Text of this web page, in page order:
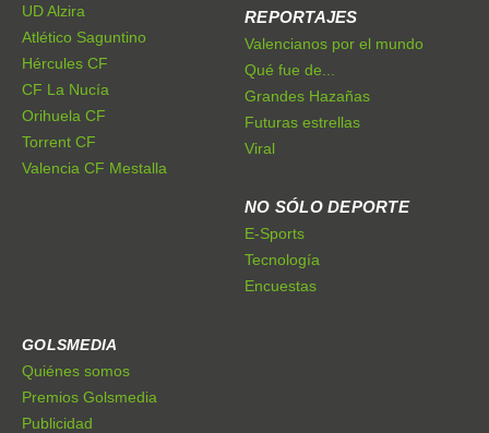
UD Alzira
Atlético Saguntino
Hércules CF
CF La Nucía
Orihuela CF
Torrent CF
Valencia CF Mestalla
REPORTAJES
Valencianos por el mundo
Qué fue de...
Grandes Hazañas
Futuras estrellas
Viral
NO SÓLO DEPORTE
E-Sports
Tecnología
Encuestas
GOLSMEDIA
Quiénes somos
Premios Golsmedia
Publicidad